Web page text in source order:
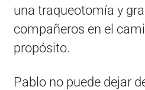
una traqueotomía y
compañeros en el
propósito.
Pablo no puede dejar